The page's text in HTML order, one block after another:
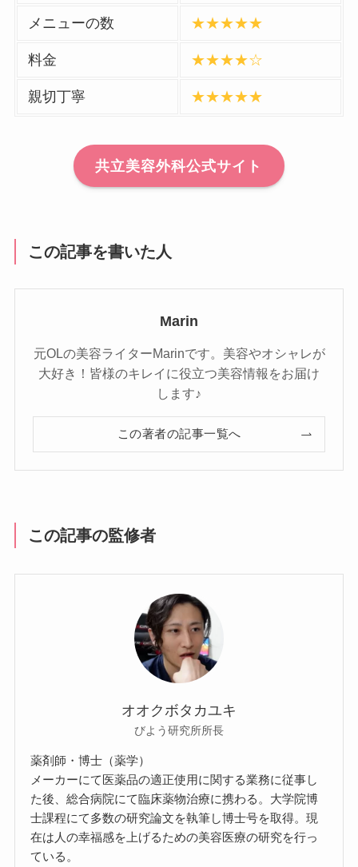
メニューの数 ★★★★★
料金 ★★★★☆
親切丁寧 ★★★★★
共立美容外科公式サイト
この記事を書いた人
Marin
元OLの美容ライターMarinです。美容やオシャレが
大好き！皆様のキレイに役立つ美容情報をお届け
します♪
この著者の記事一覧へ
この記事の監修者
オオクボタカユキ
びよう研究所所長
薬剤師・博士（薬学）
メーカーにて医薬品の適正使用に関する業務に従事し
た後、総合病院にて臨床薬物治療に携わる。大学院博
士課程にて多数の研究論文を執筆し博士号を取得。現
在は人の幸福感を上げるための美容医療の研究を行っ
ている。